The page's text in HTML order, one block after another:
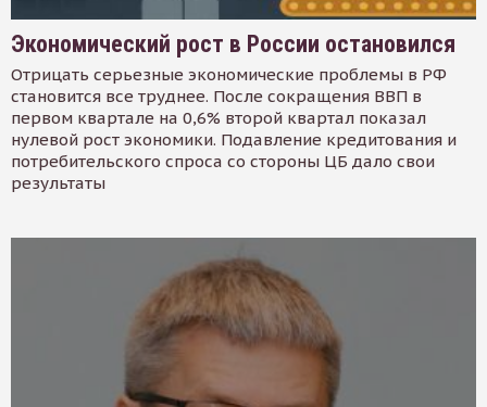
Экономический рост в России остановился
Отрицать серьезные экономические проблемы в РФ
становится все труднее. После сокращения ВВП в
первом квартале на 0,6% второй квартал показал
нулевой рост экономики. Подавление кредитования и
потребительского спроса со стороны ЦБ дало свои
результаты